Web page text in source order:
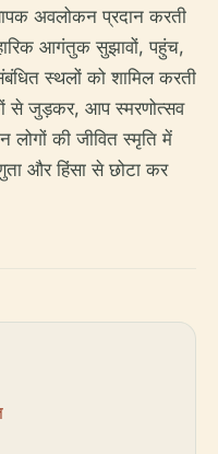
अवलोकन प्रदान करती
आगंतुक सुझावों, पहुंच,
स्थलों को शामिल करती
से जुड़कर, आप स्मरणोत्सव
की जीवित स्मृति में
और हिंसा से छोटा कर